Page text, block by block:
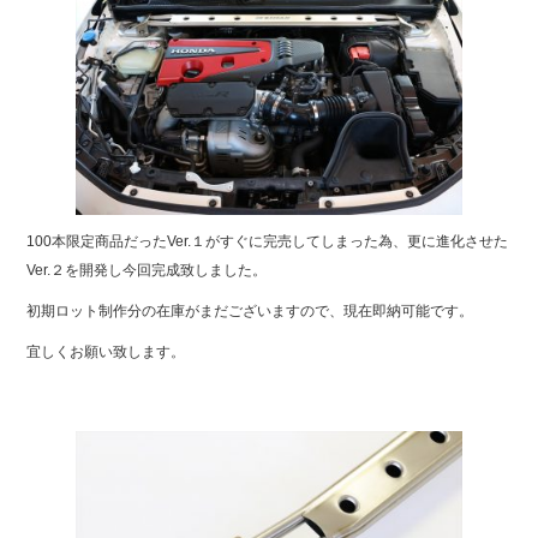
100本限定商品だったVer.１がすぐに完売してしまった為、更に進化させた
Ver.２を開発し今回完成致しました。
初期ロット制作分の在庫がまだございますので、現在即納可能です。
宜しくお願い致します。